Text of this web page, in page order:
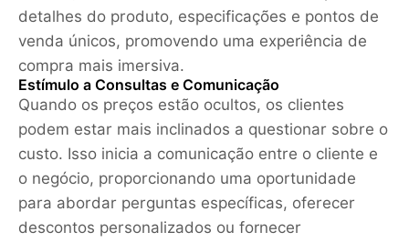
detalhes do produto, especificações e pontos de
venda únicos, promovendo uma experiência de
compra mais imersiva.
Estímulo a Consultas e Comunicação
Quando os preços estão ocultos, os clientes
podem estar mais inclinados a questionar sobre o
custo. Isso inicia a comunicação entre o cliente e
o negócio, proporcionando uma oportunidade
para abordar perguntas específicas, oferecer
descontos personalizados ou fornecer